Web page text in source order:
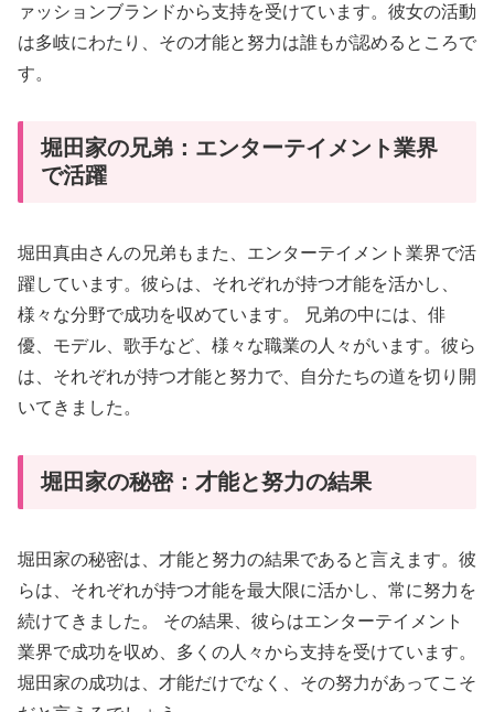
ァッションブランドから支持を受けています。彼女の活動
は多岐にわたり、その才能と努力は誰もが認めるところで
す。
堀田家の兄弟：エンターテイメント業界
で活躍
堀田真由さんの兄弟もまた、エンターテイメント業界で活
躍しています。彼らは、それぞれが持つ才能を活かし、
様々な分野で成功を収めています。 兄弟の中には、俳
優、モデル、歌手など、様々な職業の人々がいます。彼ら
は、それぞれが持つ才能と努力で、自分たちの道を切り開
いてきました。
堀田家の秘密：才能と努力の結果
堀田家の秘密は、才能と努力の結果であると言えます。彼
らは、それぞれが持つ才能を最大限に活かし、常に努力を
続けてきました。 その結果、彼らはエンターテイメント
業界で成功を収め、多くの人々から支持を受けています。
堀田家の成功は、才能だけでなく、その努力があってこそ